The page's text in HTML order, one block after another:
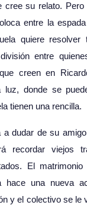
cree su relato. Pero
entre la
quiere resolver
entre
creen en
luz, donde se
tienen una rencilla.
a dudar de su
recordar viejos
El
hace una nueva
y el colectivo se le